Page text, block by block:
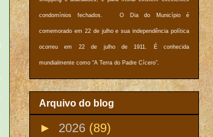
condomínios fechados. O Dia do Município é
comemorado em 22 de julho e sua independência política
ocorreu em 22 de julho de 1911. É conhecida
mundialmente como “A Terra do Padre Cícero”.
Arquivo do blog
► 2026 (89)